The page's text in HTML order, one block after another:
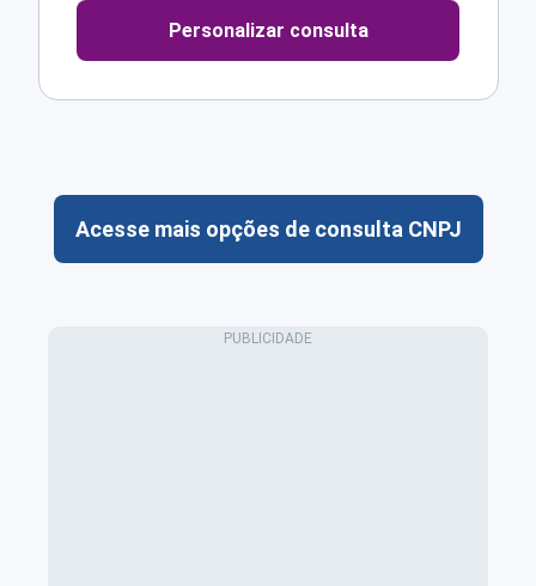
Personalizar consulta
Acesse mais opções de consulta CNPJ